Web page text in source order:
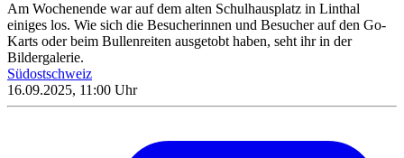
Am Wochenende war auf dem alten Schulhausplatz in Linthal
einiges los. Wie sich die Besucherinnen und Besucher auf den Go-
Karts oder beim Bullenreiten ausgetobt haben, seht ihr in der
Bildergalerie.
Südostschweiz
16.09.2025, 11:00 Uhr